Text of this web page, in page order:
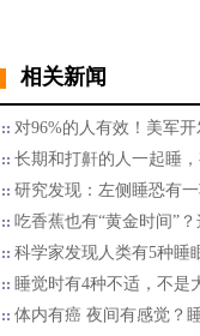
相关新闻
对96%的人有效！美军
长期和打鼾的人一起睡
研究发现：左侧睡恐有
吃香蕉也有“黄金时间”
科学家发现人类有5种睡
睡觉时有4种不适，不是
体内有癌 夜间有感觉？